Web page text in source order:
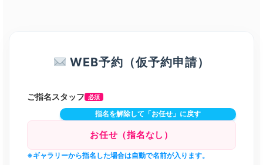
WEB予約（仮予約申請）
ご指名スタッフ 必須
指名を解除して「お任せ」に戻す
※ギャラリーから指名した場合は自動で名前が入ります。